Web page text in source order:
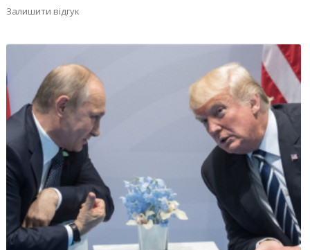
Залишити відгук